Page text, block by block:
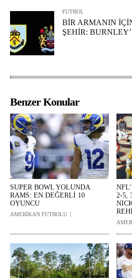
FUTBOL
BİR ARMANIN
ŞEHİR:
Benzer Konular
SUPER BOWL YOLUNDA
RAMS: EN DEĞERLİ 10
OYUNCU
AMERİKAN FUTBOLU
2-5,